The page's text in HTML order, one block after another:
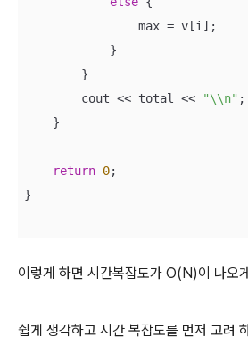
                max = v[i];
            }
        }
        cout << total <<
"\\n" ;
    }
return 0;
}
이렇게 하면 시간복잡도가 O(N)이 나오
쉽게 생각하고 시간 복잡도를 먼저 고려